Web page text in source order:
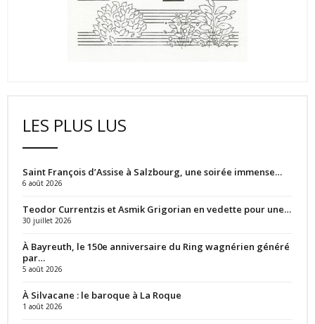
LES PLUS LUS
Saint François d’Assise à Salzbourg, une soirée immense…
6 août 2026
Teodor Currentzis et Asmik Grigorian en vedette pour une…
30 juillet 2026
À Bayreuth, le 150e anniversaire du Ring wagnérien généré
par…
5 août 2026
À Silvacane : le baroque à La Roque
1 août 2026